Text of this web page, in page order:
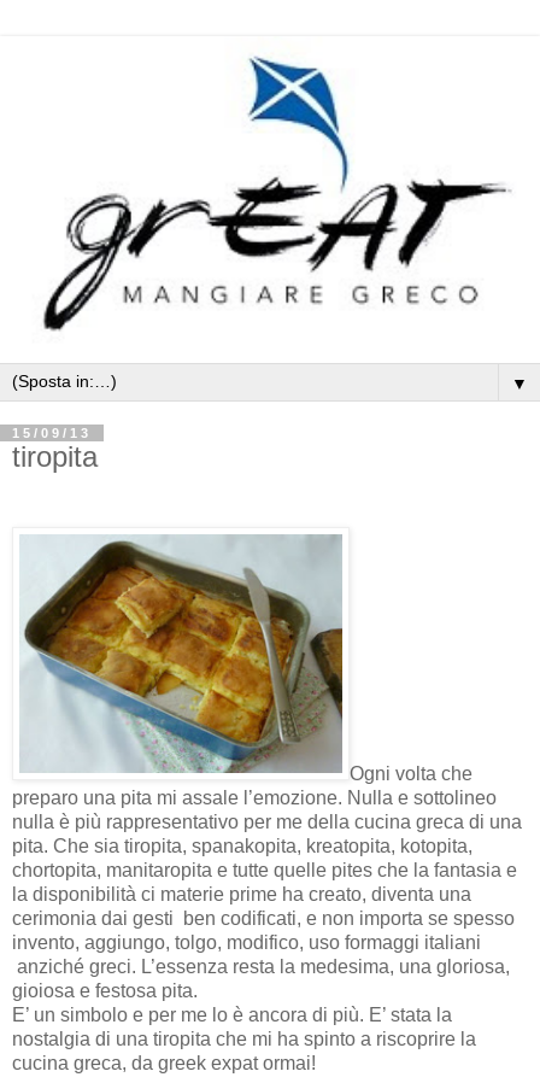
▼
15/09/13
tiropita
Ogni volta che
preparo una pita mi assale l’emozione. Nulla e sottolineo
nulla è più rappresentativo per me della cucina greca di una
pita. Che sia tiropita, spanakopita, kreatopita, kotopita,
chortopita, manitaropita e tutte quelle pites che la fantasia e
la disponibilità ci materie prime ha creato, diventa una
cerimonia dai gesti
ben codificati, e non importa se spesso
invento, aggiungo, tolgo, modifico, uso formaggi italiani
anziché greci. L’essenza resta la medesima, una gloriosa,
gioiosa e festosa pita.
E’ un simbolo e per me lo è ancora di più. E’ stata la
nostalgia di una tiropita che mi ha spinto a riscoprire la
cucina greca, da greek expat ormai!